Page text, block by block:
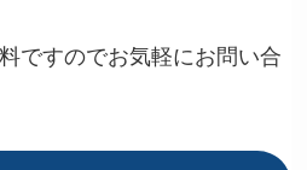
ですのでお気軽にお問い合